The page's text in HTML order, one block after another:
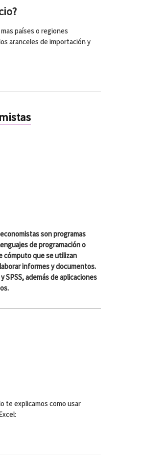
países o regiones
aranceles de importación y
son programas
de programación o
cómputo que se utilizan
informes y documentos.
SPSS, además de aplicaciones
te explicamos como usar
: